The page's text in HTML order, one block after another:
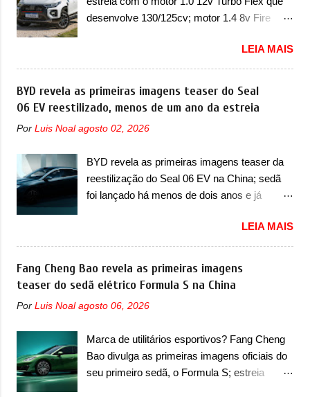
arredondadas. Além do Gol, outro
Volkswagen fazia sua estréia no mercado.
que chegava depois de um ano de atraso. A
invasão de 1994 foi marcava pelos
franceses, alemães, japoneses e coreanos
que chegaram arrancando corações em
nosso mercado. Os importados que mais se
Renault R19 que vinha em 3 versões de
carroceria, sendo duas do hatch e o sedan, a
famosa Kia Besta, o Vol...
desenvolve 130/125cv; motor 1.4 8v Fire
oficialmente a nova Strada, que aparece com
mudanças visuais e com uma nova opção de
motor. Depois da picape compacta receber o
câmbio automático CVT no ano passado, a
do motor 1.0 12v Turbo Flex, conhecido
a Fiat Strada soube ser mutável com
avanços importantes que a concorrência
nunca conseguiu acompanhar e agora ela
chegada do motor T200, que estreou nos
irmãos Pulse e Fastback. "A Fiat Strada é
mais do que uma picape, é uma verdadeira
revolução no mercado automotivo. Há alguns
anos era improvável pensar que uma picape
que só a Strada fez. Mais do que isso: ela é a
prova viva que time que está ganhando se
mexe sim. Ao longo da sua história, ela...
LEIA MAIS
BYD revela as primeiras imagens teaser do Seal
06 EV reestilizado, menos de um ano da estreia
Por Luis Noal agosto 02, 2026
BYD revela as primeiras imagens teaser da
reestilização do Seal 06 EV na China; sedã
foi lançado há menos de dois anos e já
revelou as primeiras imagens teaser de uma
mudança visual para um dos seus menores
sedãs elétricos na China, pertencente à linha
Ocean. Trata-se do Seal 06 EV, lançado no
de um ano. O modelo agora passará a ser
na traseira, que vão atualizá-los para a
identidade visual mais moderna da marca,
mas ainda sem motivos para que essa
LEIA MAIS
Fang Cheng Bao revela as primeiras imagens
teaser do sedã elétrico Formula S na China
Por Luis Noal agosto 06, 2026
Marca de utilitários esportivos? Fang Cheng
Bao divulga as primeiras imagens oficiais do
seu primeiro sedã, o Formula S; estreia